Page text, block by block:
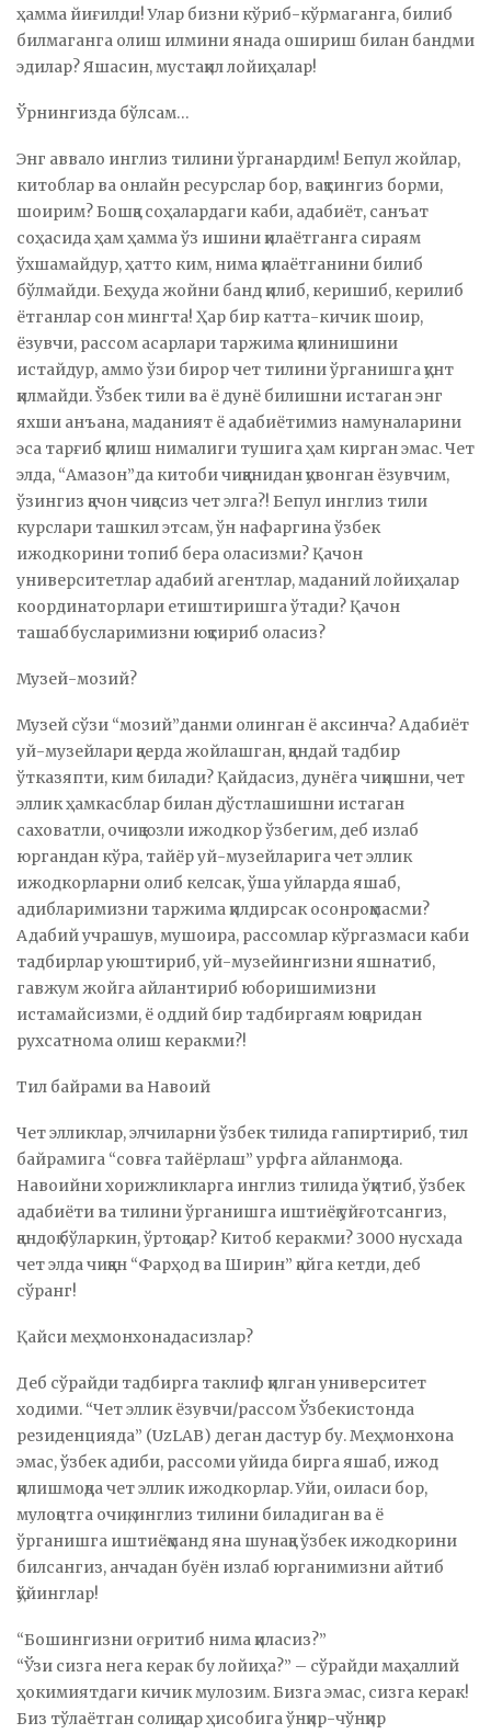
ҳамма йиғилди! Улар бизни кўриб-кўрмаганга, билиб
билмаганга олиш илмини янада ошириш билан бандми
эдилар? Яшасин, мустақил лойиҳалар!
Ўрнингизда бўлсам…
Энг аввало инглиз тилини ўрганардим! Бепул жойлар,
китоблар ва онлайн ресурслар бор, вақтингиз борми,
шоирим? Бошқа соҳалардаги каби, адабиёт, санъат
соҳасида ҳам ҳамма ўз ишини қилаётганга сираям
ўхшамайдур, ҳатто ким, нима қилаётганини билиб
бўлмайди. Беҳуда жойни банд қилиб, керишиб, керилиб
ётганлар сон мингта! Ҳар бир катта-кичик шоир,
ёзувчи, рассом асарлари таржима қилинишини
истайдур, аммо ўзи бирор чет тилини ўрганишга қунт
қилмайди. Ўзбек тили ва ё дунё билишни истаган энг
яхши анъана, маданият ё адабиётимиз намуналарини
эса тарғиб қилиш нималиги тушига ҳам кирган эмас. Чет
элда, “Амазон”да китоби чиққанидан қувонган ёзувчим,
ўзингиз қачон чиқасиз чет элга?! Бепул инглиз тили
курслари ташкил этсам, ўн нафаргина ўзбек
ижодкорини топиб бера оласизми? Қачон
университетлар адабий агентлар, маданий лойиҳалар
координаторлари етиштиришга ўтади? Қачон
ташаббусларимизни юқтириб оласиз?
Музей-мозий?
Музей сўзи “мозий”данми олинган ё аксинча? Адабиёт
уй-музейлари қаерда жойлашган, қандай тадбир
ўтказяпти, ким билади? Қайдасиз, дунёга чиқишни, чет
эллик ҳамкасблар билан дўстлашишни истаган
саховатли, очиқ юзли ижодкор ўзбегим, деб излаб
юргандан кўра, тайёр уй-музейларига чет эллик
ижодкорларни олиб келсак, ўша уйларда яшаб,
адибларимизни таржима қилдирсак осонроқмасми?
Адабий учрашув, мушоира, рассомлар кўргазмаси каби
тадбирлар уюштириб, уй-музейингизни яшнатиб,
гавжум жойга айлантириб юборишимизни
истамайсизми, ё оддий бир тадбиргаям юқоридан
рухсатнома олиш керакми?!
Тил байрами ва Навоий
Чет элликлар, элчиларни ўзбек тилида гапиртириб, тил
байрамига “совға тайёрлаш” урфга айланмоқда.
Навоийни хорижликларга инглиз тилида ўқитиб, ўзбек
адабиёти ва тилини ўрганишга иштиёқ уйғотсангиз,
қандоқ бўларкин, ўртоқлар? Китоб керакми? 3000 нусхада
чет элда чиққан “Фарҳод ва Ширин” қайга кетди, деб
сўранг!
Қайси меҳмонхонадасизлар?
Деб сўрайди тадбирга таклиф қилган университет
ходими. “Чет эллик ёзувчи/рассом Ўзбекистонда
резиденцияда” (UzLAB) деган дастур бу. Меҳмонхона
эмас, ўзбек адиби, рассоми уйида бирга яшаб, ижод
қилишмоқда чет эллик ижодкорлар. Уйи, оиласи бор,
мулоқотга очиқ, инглиз тилини биладиган ва ё
ўрганишга иштиёқманд яна шунақа ўзбек ижодкорини
билсангиз, анчадан буён излаб юрганимизни айтиб
қўйинглар!
“Бошингизни оғритиб нима қиласиз?”
“Ўзи сизга нега керак бу лойиҳа?” – сўрайди маҳаллий
ҳокимиятдаги кичик мулозим. Бизга эмас, сизга керак!
Биз тўлаётган солиқлар ҳисобига ўнқир-чўнқир